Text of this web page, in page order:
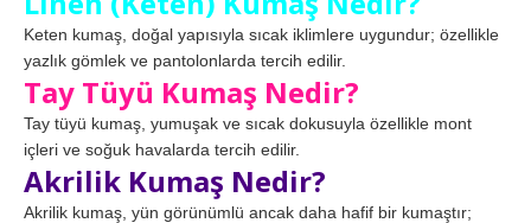
Keten kumaş, doğal yapısıyla sıcak iklimlere uygundur; özellikle
yazlık gömlek ve pantolonlarda tercih edilir.
Tay Tüyü Kumaş Nedir?
Tay tüyü kumaş, yumuşak ve sıcak dokusuyla özellikle mont
içleri ve soğuk havalarda tercih edilir.
Akrilik Kumaş Nedir?
Akrilik kumaş, yün görünümlü ancak daha hafif bir kumaştır;